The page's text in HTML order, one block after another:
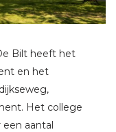
Bilt heeft het
en het
Het college
aantal